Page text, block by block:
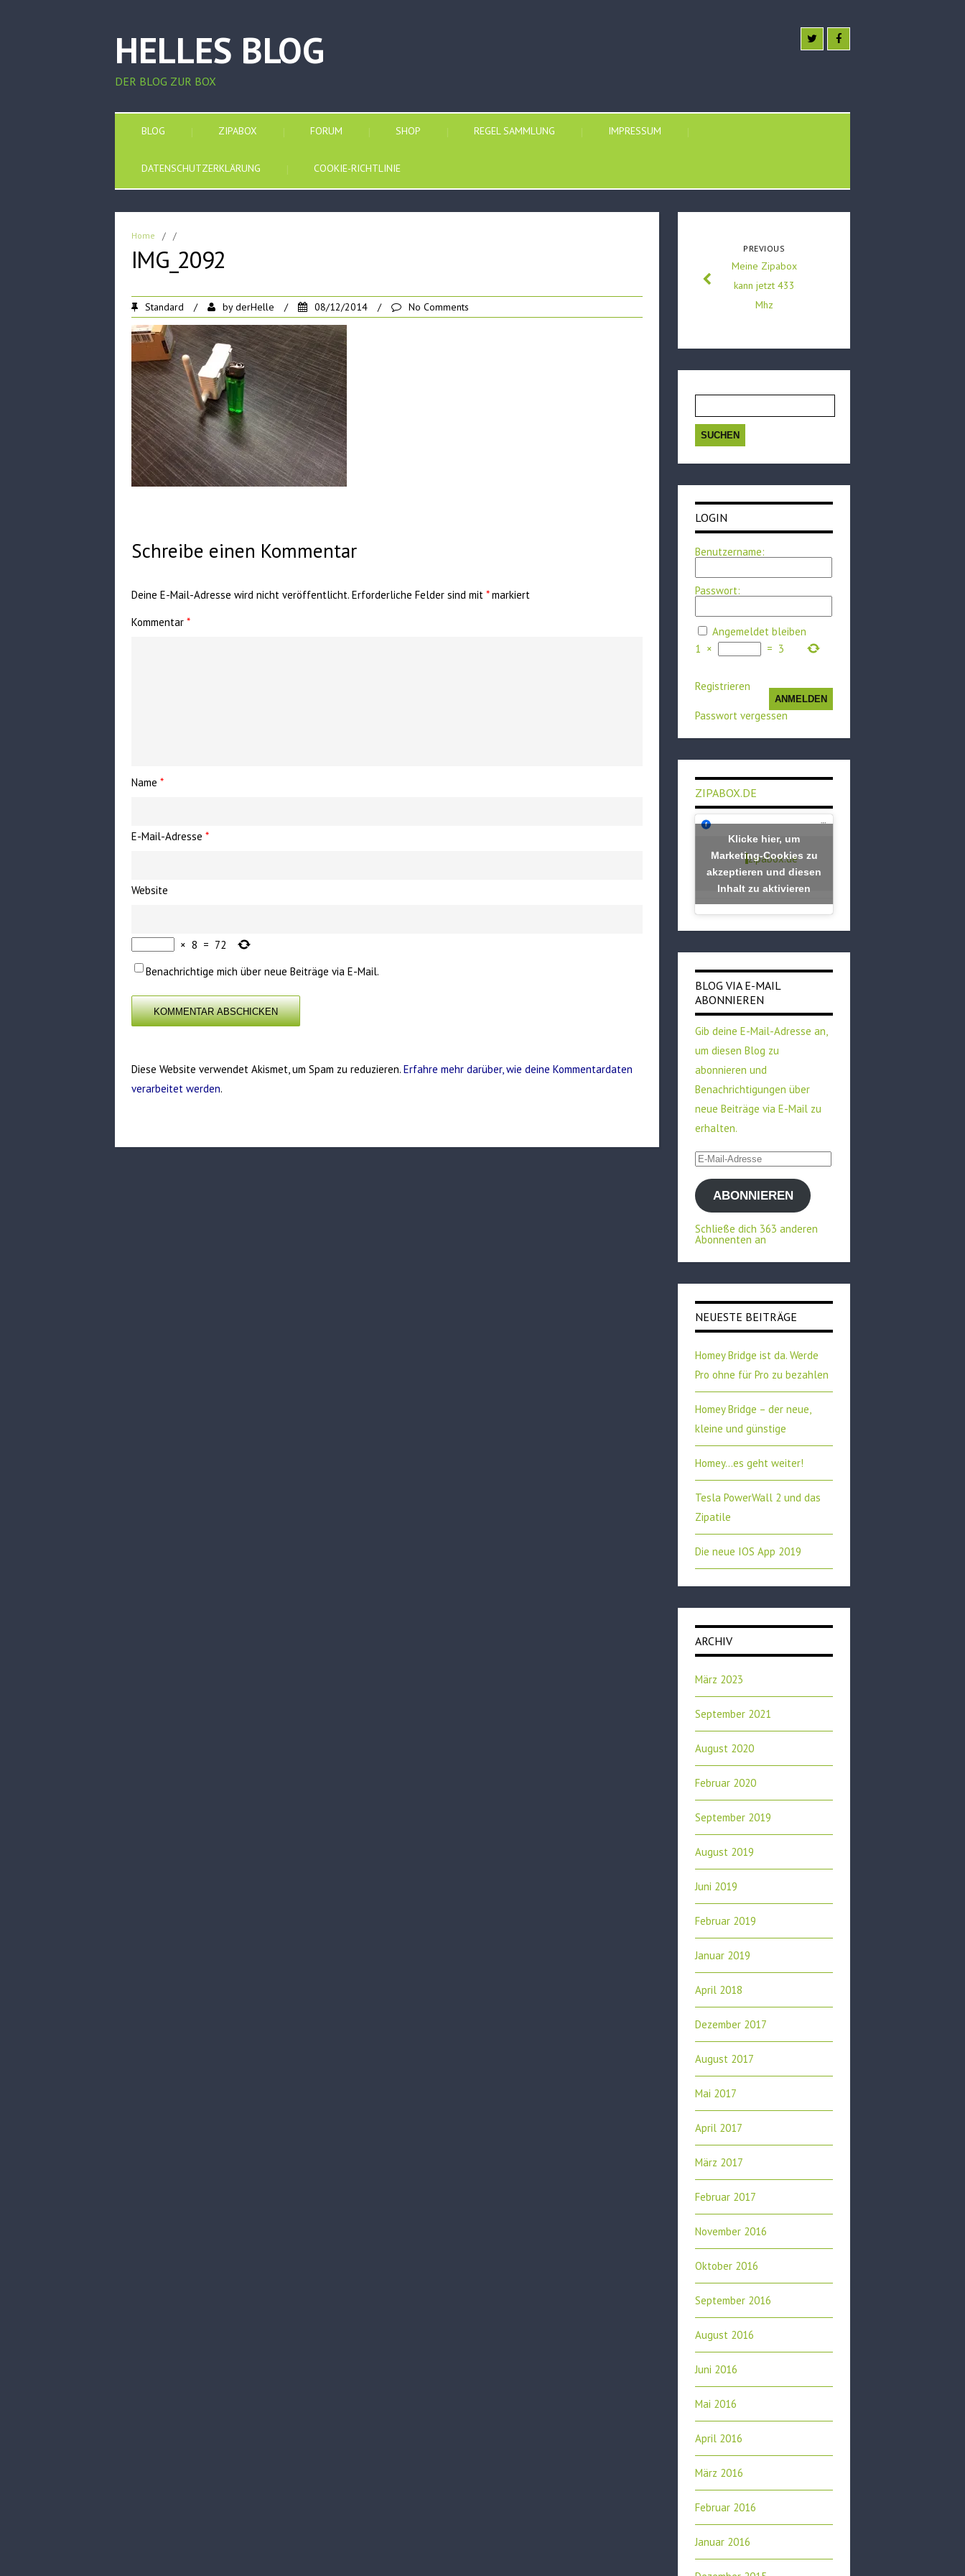
HELLES BLOG
DER BLOG ZUR BOX
BLOG ZIPABOX FORUM SHOP REGEL SAMMLUNG IMPRESSUM
DATENSCHUTZERKLÄRUNG COOKIE-RICHTLINIE
Home / /
IMG_2092
Standard / byderHelle / 08/12/2014 / No Comments
Schreibe einen Kommentar
Deine E-Mail-Adresse wird nicht veröffentlicht. Erforderliche Felder sind mit *markiert
Kommentar *
Name *
E-Mail-Adresse *
Website
× 8 = 72
Benachrichtige mich über neue Beiträge via E-Mail.
Diese Website verwendet Akismet, um Spam zu reduzieren. Erfahre mehr darüber, wie deine Kommentardaten
verarbeitet werden.
PREVIOUS
Meine Zipabox
kann jetzt 433
Mhz
nach:
LOGIN
Benutzername:
Passwort:
Angemeldet bleiben
1 × = 3
ANMELDEN
Registrieren
Passwort vergessen
ZIPABOX.DE
zipabox.de
Klicke hier, um
Marketing-Cookies zu
akzeptieren und diesen
Inhalt zu aktivieren
BLOG VIA E-MAIL
ABONNIEREN
Gib deine E-Mail-Adresse an,
um diesen Blog zu
abonnieren und
Benachrichtigungen über
neue Beiträge via E-Mail zu
erhalten.
E-
Mail-
AdresseABONNIEREN
Schließe dich 363 anderen
Abonnenten an
NEUESTE BEITRÄGE
Homey Bridge ist da. Werde
Pro ohne für Pro zu bezahlen
Homey Bridge – der neue,
kleine und günstige
Homey…es geht weiter!
Tesla PowerWall 2 und das
Zipatile
Die neue IOS App 2019
ARCHIV
März 2023
September 2021
August 2020
Februar 2020
September 2019
August 2019
Juni 2019
Februar 2019
Januar 2019
April 2018
Dezember 2017
August 2017
Mai 2017
April 2017
März 2017
Februar 2017
November 2016
Oktober 2016
September 2016
August 2016
Juni 2016
Mai 2016
April 2016
März 2016
Februar 2016
Januar 2016